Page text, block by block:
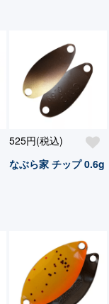
525円(税込)
なぶら家 チップ 0.6g